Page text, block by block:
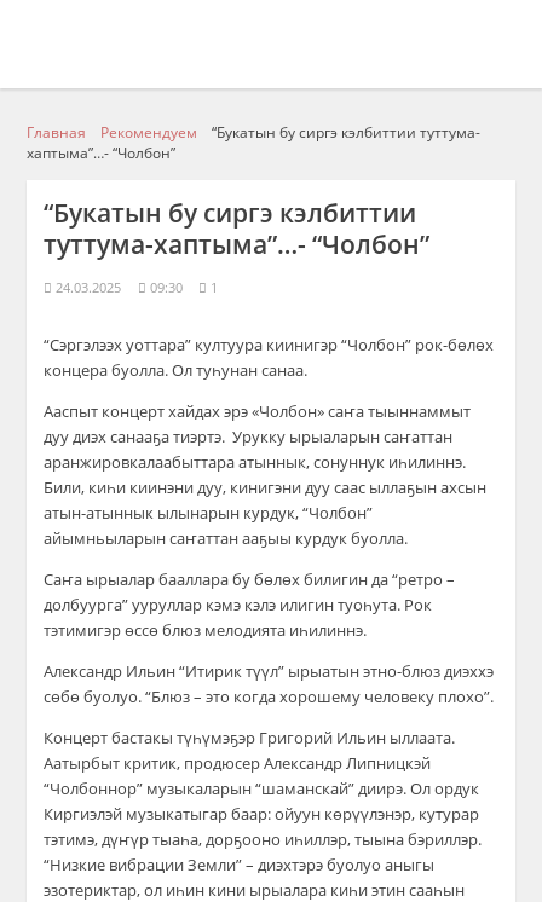
Главная Рекомендуем
“Букатын бу сиргэ кэлбиттии туттума-
хаптыма”…- “Чолбон”
“Букатын бу сиргэ кэлбиттии
туттума-хаптыма”…- “Чолбон”
24.03.2025 09:30 1
“Сэргэлээх уоттара” култуура киинигэр “Чолбон” рок-бөлөх
концера буолла. Ол туһунан санаа.
Ааспыт концерт хайдах эрэ «Чолбон» саҥа тыыннаммыт
дуу диэх санааҕа тиэртэ. Урукку ырыаларын саҥаттан
аранжировкалаабыттара атыннык, сонуннук иһилиннэ.
Били, киһи киинэни дуу, кинигэни дуу саас ыллаҕын ахсын
атын-атыннык ылынарын курдук, “Чолбон”
айымньыларын саҥаттан ааҕыы курдук буолла.
Саҥа ырыалар бааллара бу бөлөх билигин да “ретро –
долбуурга” ууруллар кэмэ кэлэ илигин туоһута. Рок
тэтимигэр өссө блюз мелодията иһилиннэ.
Александр Ильин “Итирик түүл” ырыатын этно-блюз диэххэ
сөбө буолуо. “Блюз – это когда хорошему человеку плохо”.
Концерт бастакы түһүмэҕэр Григорий Ильин ыллаата.
Аатырбыт критик, продюсер Александр Липницкэй
“Чолбоннор” музыкаларын “шаманскай” диирэ. Ол ордук
Киргиэлэй музыкатыгар баар: ойуун көрүүлэнэр, кутурар
тэтимэ, дүҥүр тыаһа, дорҕооно иһиллэр, тыына бэриллэр.
“Низкие вибрации Земли” – диэхтэрэ буолуо аныгы
эзотериктар, ол иһин кини ырыалара киһи этин сааһын